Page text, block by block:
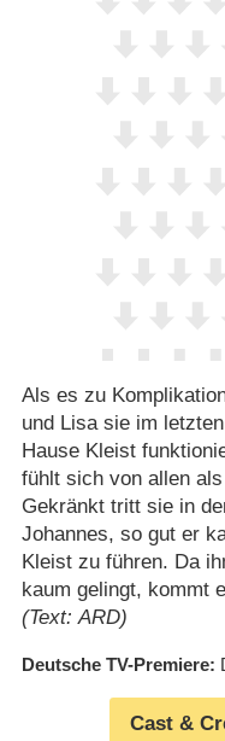
Als es zu
und Lisa sie im
Hause Kleist
fühlt sich von allen
Gekränkt tritt sie in
Johannes, so gut er
Kleist zu führen. Da
kaum gelingt, kommt
(Text: ARD)
Deutsche TV-Premiere
Cast &